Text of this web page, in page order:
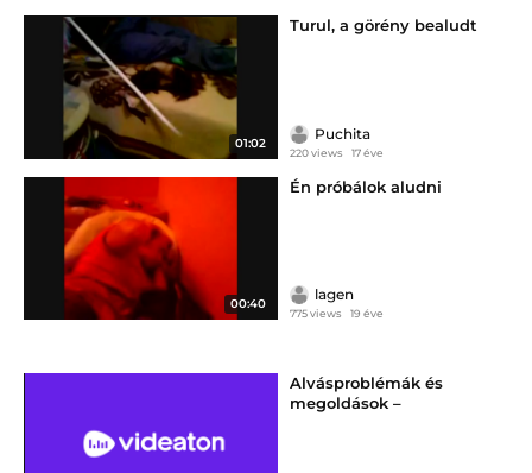
01:02
Turul, a görény bealudt
Puchita
220 views 17 éve
00:40
Én próbálok aludni
lagen
775 views 19 éve
Alvásproblémák és
megoldások –